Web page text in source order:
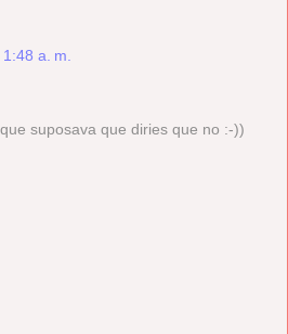
a. m.
suposava que diries que no :-))